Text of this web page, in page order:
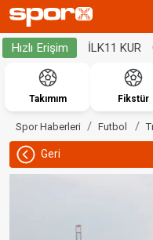
Hızlı Erişim İLK11 KUR
Takımım Fikstür
Spor Haberleri Futbol
Geri